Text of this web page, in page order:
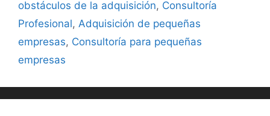
obstáculos de la adquisición, Consultoría
Profesional, Adquisición de pequeñas
empresas, Consultoría para pequeñas
empresas